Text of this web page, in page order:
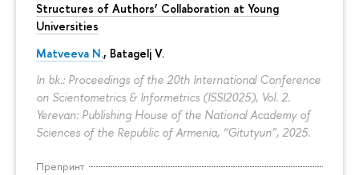
Structures of Authors’ Collaboration at Young
Universities
Matveeva N., Batagelj V.
In bk.: Proceedings of the 20th International Conference
on Scientometrics & Informetrics (ISSI2025), Vol. 2.
Yerevan: Publishing House of the National Academy of
Sciences of the Republic of Armenia, “Gitutyun”, 2025.
Препринт